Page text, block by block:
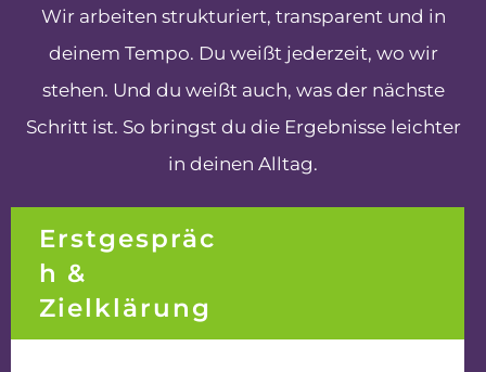
Wir arbeiten strukturiert, transparent und in
deinem Tempo. Du weißt jederzeit, wo wir
stehen. Und du weißt auch, was der nächste
Schritt ist. So bringst du die Ergebnisse leichter
in deinen Alltag.
Erstgespräc
h &
Zielklärung